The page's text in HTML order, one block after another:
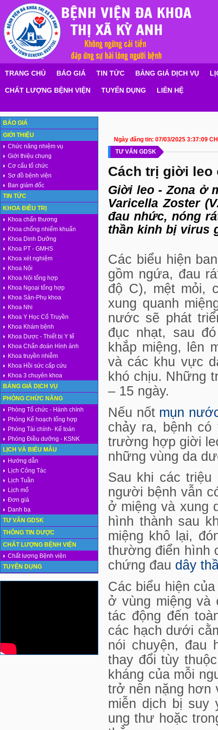
TRANG CHỦ BÁO GIÁ TIN TỨC BẢNG GIÁ DỊCH VỤ
CHẤT LƯỢNG BỆNH VIỆN TUYỂN DỤNG LIÊN HỆ
BÁO GIÁ
GIỚI THIỆU
Chức năng nhiệm vụ
Giới thiệu chung
Cơ cấu tổ chức
Sơ đồ bệnh viện
Ban giám đốc
TIN TỨC
KHOA ĐIỀU TRỊ
Khoa chấn thương
Khoa chống nhiểm khuẩn
Khoa Dinh Dưỡng
Khoa PT - GMHS
Khoa xét nghiệm
Khoa Nội
Khoa Nội tổng hợp
Khoa Ngoại tổng hợp
Khoa Sản-Phụ khoa
Khoa Nhi
Khoa Y Học Cổ Truyền
Khoa Khám bệnh
Khoa Dược - Thiết bị Y tế
Khoa Chẩn đoán Hình ảnh
Khoa truyền nhiễm
Khoa Hồi sức cấp cứu
Khoa 3 chuyên khoa
BẢNG GIÁ DỊCH VỤ
PHÒNG CHỨC NĂNG
Phòng Tổ chức - Hành chính
Phòng Kế hoạch tổng hợp
Phòng Tài chính- Kế toán
Phòng Điều dưỡng - KSNK
LỊCH VÀ BIỂU MẪU
Hướng dẫn
Lịch Công Tác
Lịch Tuần
Lịch mổ
Đơn giá
Danh bạ
TƯ VẤN GDSK
THÔNG TIN DƯỢC
CHẤT LƯỢNG BỆNH VIỆN
Chất lượng Bệnh viện
TUYỂN DỤNG
Ngày đăng tin: 07/03/2025 3:37:09 CH
TƯ VẤN GDSK
Cách trị giời leo
Giời leo - Zona ở
Varicella Zoster
đau nhức, nóng
thần kinh bị virus
Các biểu hiện
gồm ngứa, đau
độ C), mệt mỏi,
xung quanh
nước sẽ phát
đục nhạt, sau
khắp miệng, lên
và các khu vực
khó chịu. Những
– 15 ngày.
Nếu nốt mụn
chảy ra, bệnh có
trường hợp giời
những vùng da
Sau khi các
người bệnh vẫn
ở miệng và xung
hình thành sau
miệng khô lại,
thường điển hình
chứng đau dây
Các biểu hiện
ở vùng miệng và
tác động đến
các hạch dưới
nói chuyện, đau
thay đổi tùy
kháng của mỗi
trở nên nặng hơn
miễn dịch bị suy
ung thư hoặc